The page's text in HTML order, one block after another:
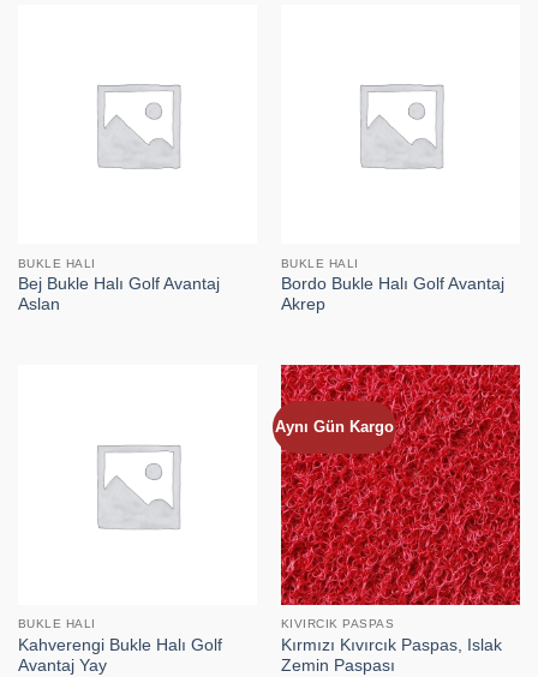
BUKLE HALI
Bej Bukle Halı Golf Avantaj
Aslan
BUKLE HALI
Bordo Bukle Halı Golf Avantaj
Akrep
BUKLE HALI
Kahverengi Bukle Halı Golf
Avantaj Yay
Aynı Gün Kargo
KIVIRCIK PASPAS
Kırmızı Kıvırcık Paspas, Islak
Zemin Paspası